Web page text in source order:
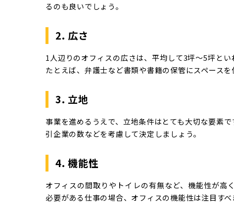
るのも良いでしょう。
2. 広さ
1人辺りのオフィスの広さは、平均して3坪～5坪と
たとえば、弁護士など書類や書籍の保管にスペース
3. 立地
事業を進めるうえで、立地条件はとても大切な要素
引企業の数などを考慮して決定しましょう。
4. 機能性
オフィスの間取りやトイレの有無など、機能性が高
必要がある仕事の場合、オフィスの機能性は注目すべ